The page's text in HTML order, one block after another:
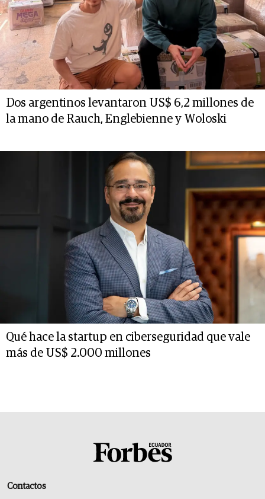
Dos argentinos levantaron US$ 6,2 millones de
la mano de Rauch, Englebienne y Woloski
Qué hace la startup en ciberseguridad que vale
más de US$ 2.000 millones
Contactos